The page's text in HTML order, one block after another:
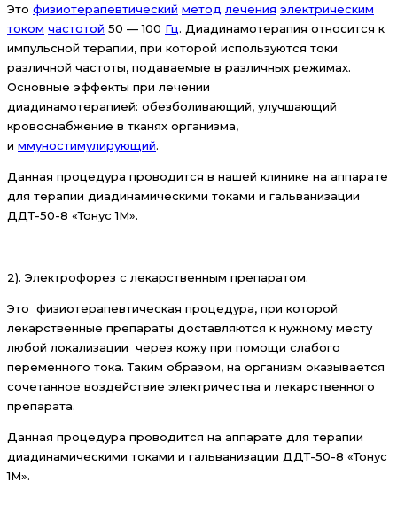
Это физиотерапевтический метод лечения электрическим
током частотой 50 — 100 Гц. Диадинамотерапия относится к
импульсной терапии, при которой используются токи
различной частоты, подаваемые в различных режимах.
Основные эффекты при лечении
диадинамотерапией: обезболивающий, улучшающий
кровоснабжение в тканях организма,
и ммуностимулирующий.
Данная процедура проводится в нашей клинике на аппарате
для терапии диадинамическими токами и гальванизации
ДДТ-50-8 «Тонус 1М».
2). Электрофорез с лекарственным препаратом.
Это физиотерапевтическая процедура, при которой
лекарственные препараты доставляются к нужному месту
любой локализации через кожу при помощи слабого
переменного тока. Таким образом, на организм оказывается
сочетанное воздействие электричества и лекарственного
препарата.
Данная процедура проводится на аппарате для терапии
диадинамическими токами и гальванизации ДДТ-50-8 «Тонус
1М».